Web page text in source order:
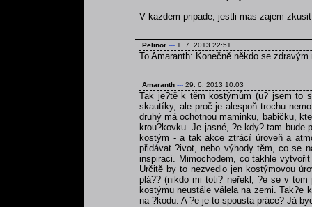
V kazdem pripade, jestli mas zajem
Pelinor --- 1. 7. 2013 22:51
To Amaranth: Konečně někdo se zdravým
Amaranth --- 29. 6. 2013 10:03
Tak je?tě k těm kostýmům (u? jsem to
skautíky, ale proč je alespoň trochu
druhý má ochotnou maminku, babičku,
krou?kovku. Je jasné, ?e kdy? tam
kostým - a tak akce ztrácí úroveň a
přidávat ?ivot, nebo výhody těm, co se
inspiraci. Mimochodem, co takhle
Určitě by to nezvedlo jen kostýmovou
plá?? (nikdo mi toti? neřekl, ?e se v
kostýmu neustále válela na zemi. Tak?e
na ?kodu. A ?e je to spousta práce? Já